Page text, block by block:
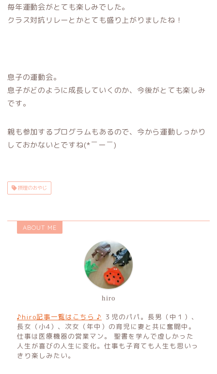
毎年運動会がとても楽しみでした。
クラス対抗リレーとかとても盛り上がりましたね！
息子の運動会。
息子がどのように成長していくのか、今後がとても楽しみ
です。
親も参加するプログラムもあるので、今から運動しっかり
しておかないとですね(*￣ー￣)
摂理のおやじ
ABOUT ME
hiro
♪hiro記事一覧はこちら ♪ ３児のパパ。長男（中１）、
長女（小4）、次女（年中）の育児に妻と共に奮闘中。
仕事は医療機器の営業マン。 聖書を学んで虚しかった
人生が喜びの人生に変化。仕事も子育ても人生も思いっ
きり楽しみたい。